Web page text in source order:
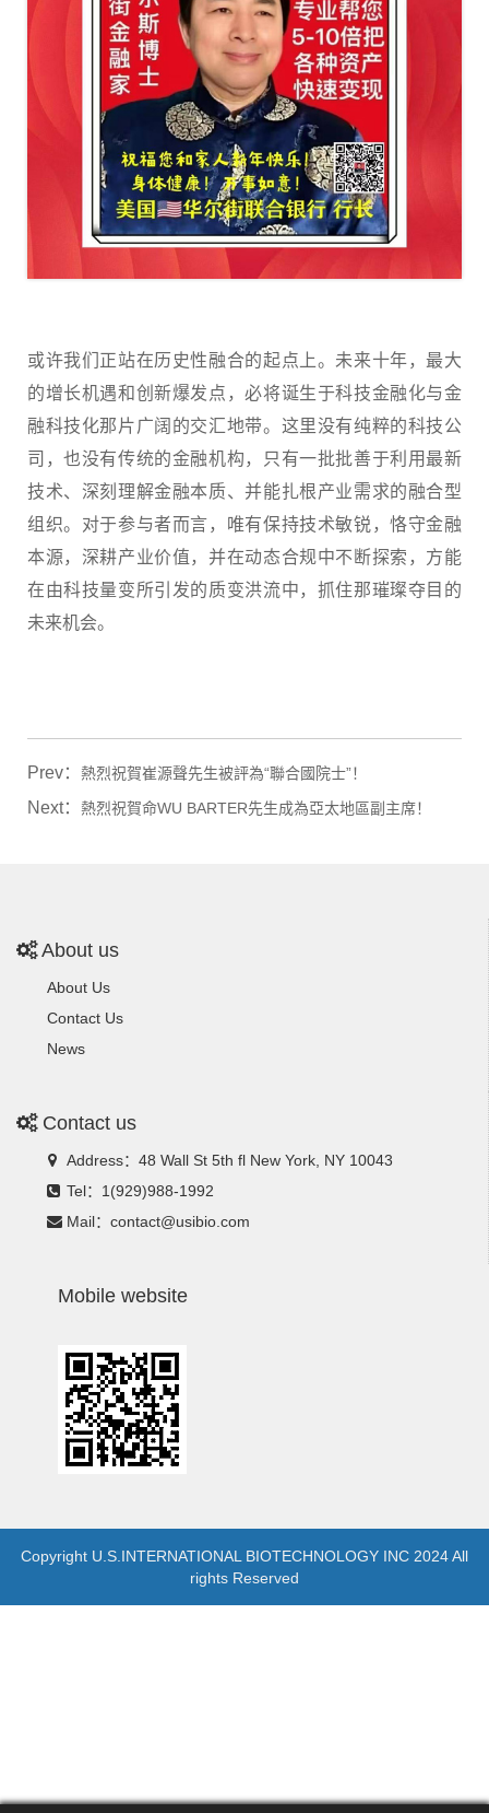
或许我们正站在历史性融合的起点上。未来十年，最大
的增长机遇和创新爆发点，必将诞生于科技金融化与金
融科技化那片广阔的交汇地带。这里没有纯粹的科技公
司，也没有传统的金融机构，只有一批批善于利用最新
技术、深刻理解金融本质、并能扎根产业需求的融合型
组织。对于参与者而言，唯有保持技术敏锐，恪守金融
本源，深耕产业价值，并在动态合规中不断探索，方能
在由科技量变所引发的质变洪流中，抓住那璀璨夺目的
未来机会。
Prev： 熱烈祝賀崔源聲先生被評為“聯合國院士”！
Next： 熱烈祝賀命WU BARTER先生成為亞太地區副主席！
About us
About Us
Contact Us
News
Contact us
Address：48 Wall St 5th fl New York, NY 10043
Tel：1(929)988-1992
Mail：contact@usibio.com
Mobile website
Copyright U.S.INTERNATIONAL BIOTECHNOLOGY INC 2024 All
rights Reserved